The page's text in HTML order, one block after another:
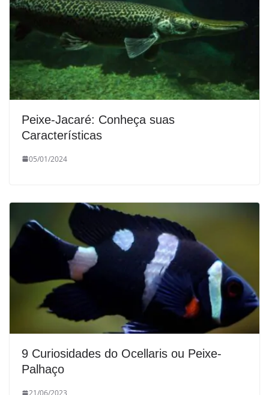
Peixe-Jacaré: Conheça suas
Características
05/01/2024
9 Curiosidades do Ocellaris ou Peixe-
Palhaço